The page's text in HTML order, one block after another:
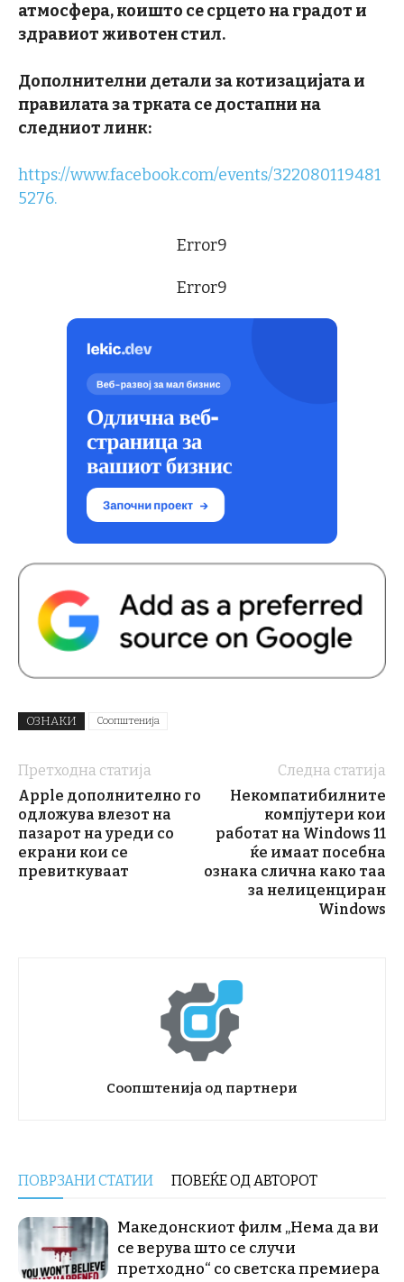
атмосфера, коишто се срцето на градот и
здравиот животен стил.
Дополнителни детали за котизацијата и
правилата за трката се достапни на
следниот линк:
https://www.facebook.com/events/322080119481
5276.
Error9
Error9
ОЗНАКИ Соопштенија
Претходна статија
Apple дополнително го
одложува влезот на
пазарот на уреди со
екрани кои се
превиткуваат
Следна статија
Некомпатибилните
компјутери кои
работат на Windows 11
ќе имаат посебна
ознака слична како таа
за нелиценциран
Windows
Соопштенија од партнери
ПОВРЗАНИ СТАТИИ ПОВЕЌЕ ОД АВТОРОТ
Македонскиот филм „Нема да ви
се верува што се случи
претходно“ со светска премиера